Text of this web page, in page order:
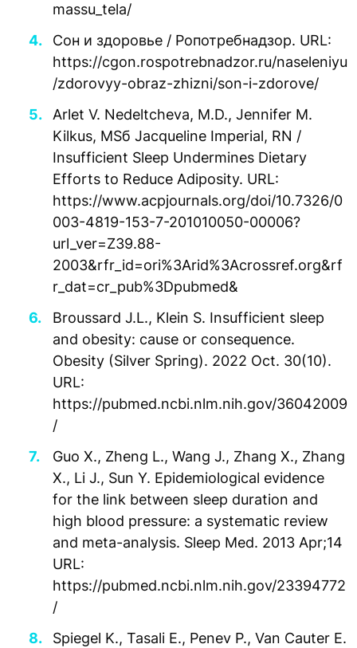
massu_tela/
Сон и здоровье / Ропотребнадзор. URL:
https://cgon.rospotrebnadzor.ru/naseleniyu
/zdorovyy-obraz-zhizni/son-i-zdorove/
Arlet V. Nedeltcheva, M.D., Jennifer M.
Kilkus, MSб Jacqueline Imperial, RN /
Insufficient Sleep Undermines Dietary
Efforts to Reduce Adiposity. URL:
https://www.acpjournals.org/doi/10.7326/0
003-4819-153-7-201010050-00006?
url_ver=Z39.88-
2003&rfr_id=ori%3Arid%3Acrossref.org&rf
r_dat=cr_pub%3Dpubmed&
Broussard J.L., Klein S. Insufficient sleep
and obesity: cause or consequence.
Obesity (Silver Spring). 2022 Oct. 30(10).
URL:
https://pubmed.ncbi.nlm.nih.gov/36042009
/
Guo X., Zheng L., Wang J., Zhang X., Zhang
X., Li J., Sun Y. Epidemiological evidence
for the link between sleep duration and
high blood pressure: a systematic review
and meta-analysis. Sleep Med. 2013 Apr;14
URL:
https://pubmed.ncbi.nlm.nih.gov/23394772
/
Spiegel K., Tasali E., Penev P., Van Cauter E.